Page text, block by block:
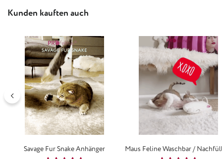
Produktgalerie überspringen
Kunden kauften auch
Savage Fur Snake Anhänger Maus Feline Waschbar /